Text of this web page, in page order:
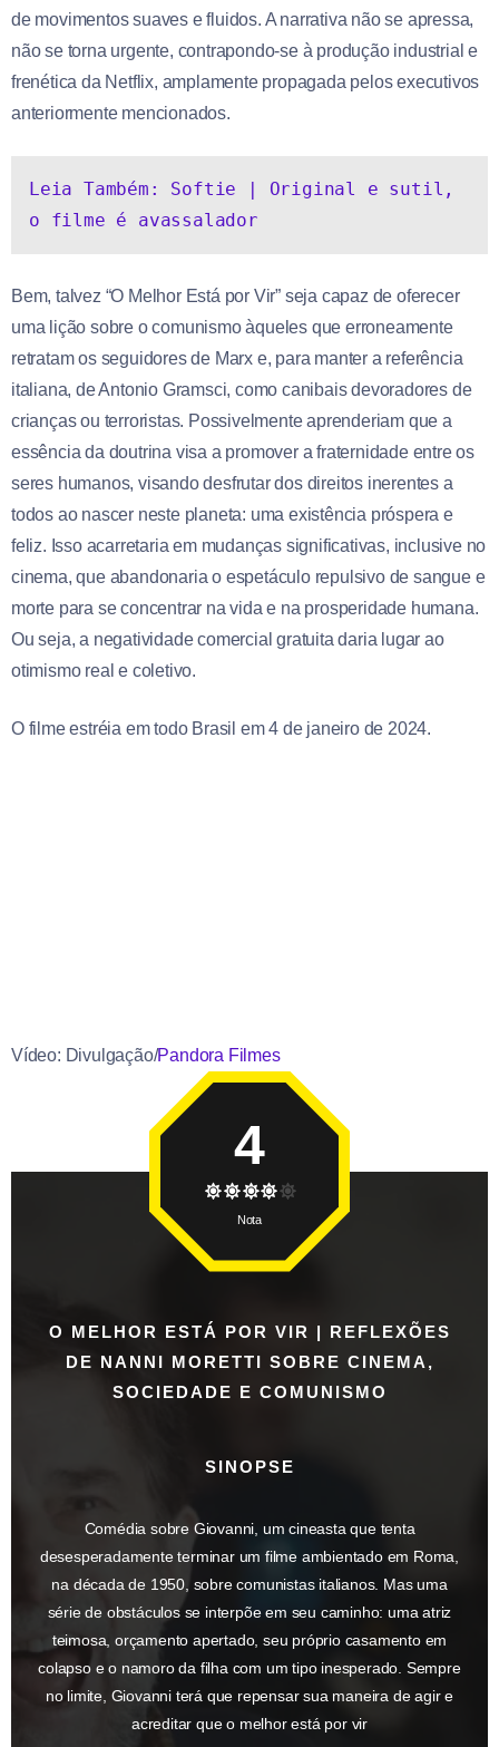
de movimentos suaves e fluidos. A narrativa não se apressa,
não se torna urgente, contrapondo-se à produção industrial e
frenética da Netflix, amplamente propagada pelos executivos
anteriormente mencionados.
Leia Também: Softie | Original e sutil,
o filme é avassalador
Bem, talvez “O Melhor Está por Vir” seja capaz de oferecer
uma lição sobre o comunismo àqueles que erroneamente
retratam os seguidores de Marx e, para manter a referência
italiana, de Antonio Gramsci, como canibais devoradores de
crianças ou terroristas. Possivelmente aprenderiam que a
essência da doutrina visa a promover a fraternidade entre os
seres humanos, visando desfrutar dos direitos inerentes a
todos ao nascer neste planeta: uma existência próspera e
feliz. Isso acarretaria em mudanças significativas, inclusive no
cinema, que abandonaria o espetáculo repulsivo de sangue e
morte para se concentrar na vida e na prosperidade humana.
Ou seja, a negatividade comercial gratuita daria lugar ao
otimismo real e coletivo.
O filme estréia em todo Brasil em 4 de janeiro de 2024.
Vídeo: Divulgação/Pandora Filmes
O MELHOR ESTÁ POR VIR | REFLEXÕES
DE NANNI MORETTI SOBRE CINEMA,
SOCIEDADE E COMUNISMO
SINOPSE
Comédia sobre Giovanni, um cineasta que tenta
desesperadamente terminar um filme ambientado em Roma,
na década de 1950, sobre comunistas italianos. Mas uma
série de obstáculos se interpõe em seu caminho: uma atriz
teimosa, orçamento apertado, seu próprio casamento em
colapso e o namoro da filha com um tipo inesperado. Sempre
no limite, Giovanni terá que repensar sua maneira de agir e
acreditar que o melhor está por vir
4
Nota